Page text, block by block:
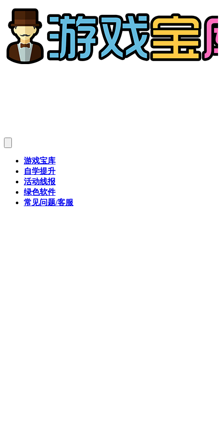
游戏宝库
自学提升
活动线报
绿色软件
常见问题/客服